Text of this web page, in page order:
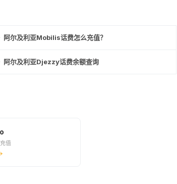
阿尔及利亚Mobilis话费怎么充值？
阿尔及利亚Djezzy话费余额查询
值